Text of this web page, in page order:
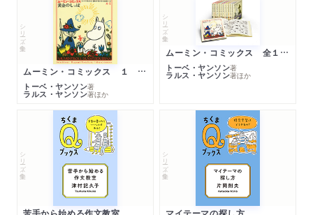
シリーズ・全集
ムーミン・コミックス １ 黄金のしっぽ
トーベ・ヤンソン著
ラルス・ヤンソン著ほか
シリーズ・全集
ムーミン・コミックス 全１４巻セット
トーベ・ヤンソン著
ラルス・ヤンソン著ほか
シリーズ・全集 シリーズ・全集